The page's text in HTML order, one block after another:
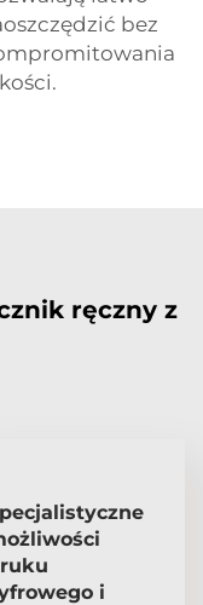
bez
ręczny z
i